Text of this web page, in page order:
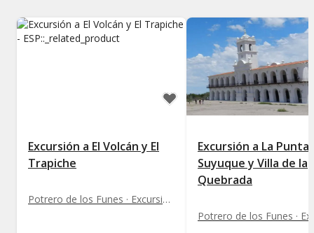
Excursión a El Volcán y El
Trapiche
Potrero de los Funes · Excursiones
Excursión a La Punta,
Suyuque y Villa de la
Quebrada